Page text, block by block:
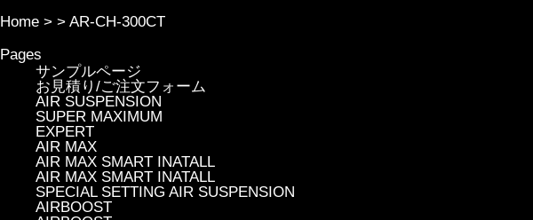
Home > > AR-CH-300CT
Pages
サンプルページ
お見積り/ご注文フォーム
AIR SUSPENSION
SUPER MAXIMUM
EXPERT
AIR MAX
AIR MAX SMART INATALL
AIR MAX SMART INATALL
SPECIAL SETTING AIR SUSPENSION
AIRBOOST